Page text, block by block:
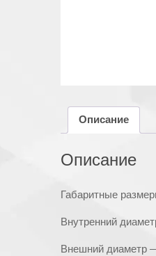
Описание
Описание
Габаритные
Внутренний
Внешний диаметр